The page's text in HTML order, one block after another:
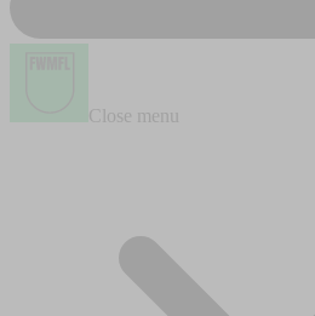
Close menu